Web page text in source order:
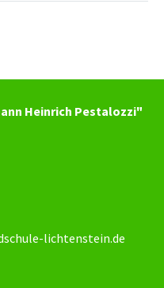
Heinrich Pestalozzi"
lichtenstein.de